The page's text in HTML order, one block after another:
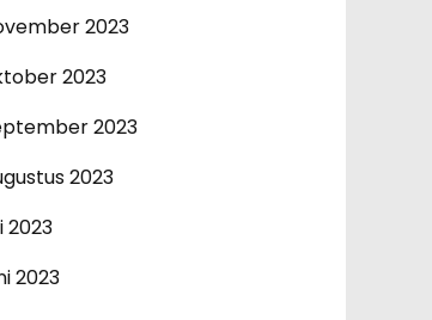
2023
2023
2023
2023
2023
2023